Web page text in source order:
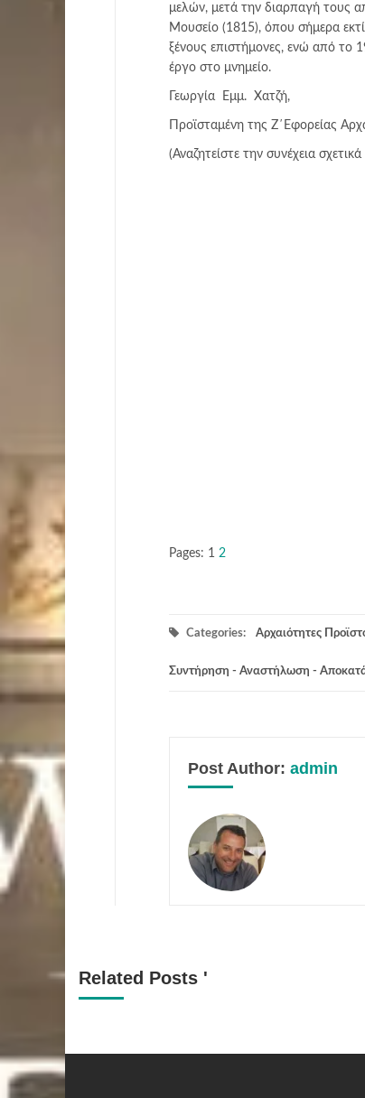
μελών, μετά την διαρπαγή τους
Μουσείο (1815), όπου σήμερα
ξένους επιστήμονες, ενώ από το
έργο στο μνημείο.
Γεωργία Εμμ. Χατζή,
Προϊσταμένη της Ζ΄Εφορείας
(Αναζητείστε την συνέχεια
Pages: 1 2
Categories: Αρχαιότητες
Συντήρηση - Αναστήλωση -
Post Author: admin
Related Posts '